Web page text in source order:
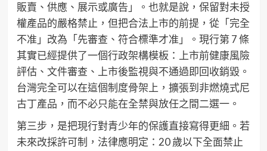
販賣、供應、展示或廣告」。也就是說，保留對未授
權產品的嚴格禁止，但把合法上市的前提，從「完全
不准」改為「先審查、符合標準才准」。現行第 7 條
其實已經提供了一個行政架構模板：上市前健康風險
評估、文件審查、上市後監視與不通過即回收銷毀。
台灣完全可以在這個制度骨架上，擴張到非燃燒式尼
古丁產品，而不必只能在全禁與放任之間二選一。
第三步，是把現行對青少年的保護直接寫得更細。若
未來改採許可制，法律應明定：20 歲以下全面禁止